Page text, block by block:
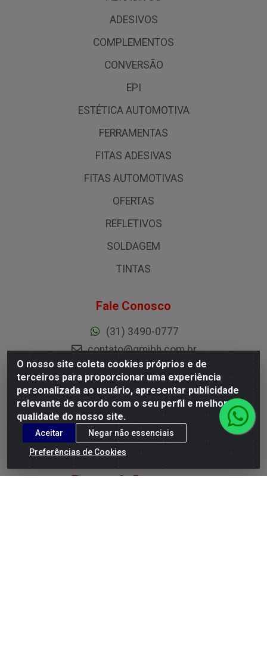
O nosso site coleta cookies próprios e de
terceiros para proporcionar uma experiência
personalizada ao usuário, apresentar publicidade
relevante de acordo com o seu perfil e melhorar a
qualidade do nosso site.
Aceitar
Negar não essenciais
Preferências de Cookies
ADESIVOS
COMPLEMENTOS
CONVERSÃO
EPI
ESTÉTICA AUTOMOTIVA
FERRAMENTAS
FITAS ADESIVAS
FITAS AUTOMOTIVAS
OFERTAS
REFLETIVOS
SOLDAGEM
TINTAS
Fale Conosco
(31) 3490-0777
contato@gmibh.com.br
Redes Sociais
Instagram
Facebook
Linkedin
YouTube
Formas de Pagamento